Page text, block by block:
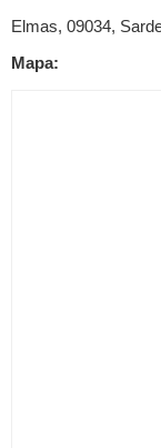
Elmas, 09034,
Mapa: